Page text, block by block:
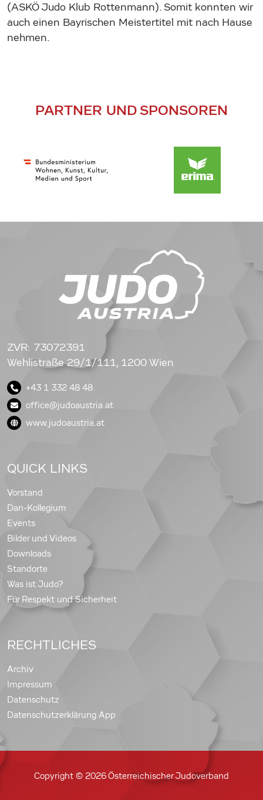
(ASKÖ Judo Klub Rottenmann). Somit konnten wir
auch einen Bayrischen Meistertitel mit nach Hause
nehmen.
PARTNER UND SPONSOREN
ZVR: 73072391
Wehlistraße 29/1/111, 1200 Wien
+43 1 332 48 48
office@judoaustria.at
www.judoaustria.at
QUICK LINKS
Vorstand
Dan-Kollegium
Events
Bilder und Videos
Downloads
Standorte
Was ist Judo?
Für Respekt und Sicherheit
RECHTLICHES
Archiv
Impressum
Datenschutz
Datenschutzerklärung App
Copyright © 2026 Österreichischer Judoverband